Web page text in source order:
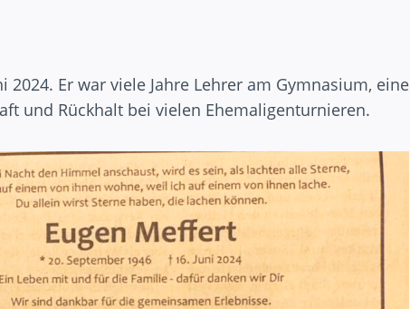
2024. Er war viele Jahre Lehrer am Gymnasium, eine
und Rückhalt bei vielen Ehemaligenturnieren.